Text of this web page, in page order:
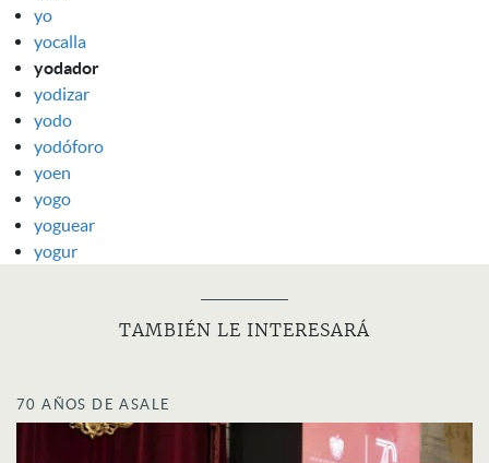
yo
yocalla
yodador
yodizar
yodo
yodóforo
yoen
yogo
yoguear
yogur
TAMBIÉN LE INTERESARÁ
70 AÑOS DE ASALE